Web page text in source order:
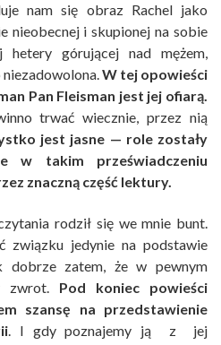
nam się obraz Rachel jako
nieobecnej i skupionej na sobie
hetery górującej nad mężem,
niezadowolona.W tej opowieści
Pan Fleisman jest jej ofiarą.
trwać wiecznie, przez nią
jest jasne — role zostały
w takim przeświadczeniu
znaczną część lektury.
rodził się we mnie bunt.
związku jedynie na podstawie
dobrze zatem, że w pewnym
zwrot. Pod koniec powieści
szansę na przedstawienie
. I gdy poznajemy ją z jej